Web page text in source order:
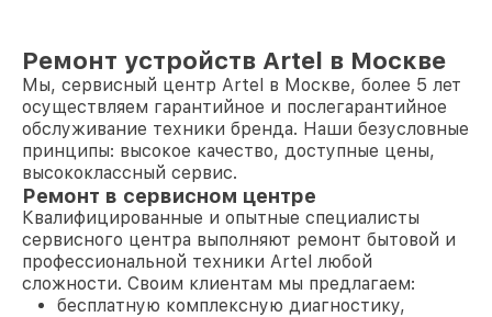
Ремонт устройств Artel в Москве
Мы, сервисный центр Artel в Москве, более 5 лет
осуществляем гарантийное и послегарантийное
обслуживание техники бренда. Наши безусловные
принципы: высокое качество, доступные цены,
высококлассный сервис.
Ремонт в сервисном центре
Квалифицированные и опытные специалисты
сервисного центра выполняют ремонт бытовой и
профессиональной техники Artel любой
сложности. Своим клиентам мы предлагаем:
бесплатную комплексную диагностику,